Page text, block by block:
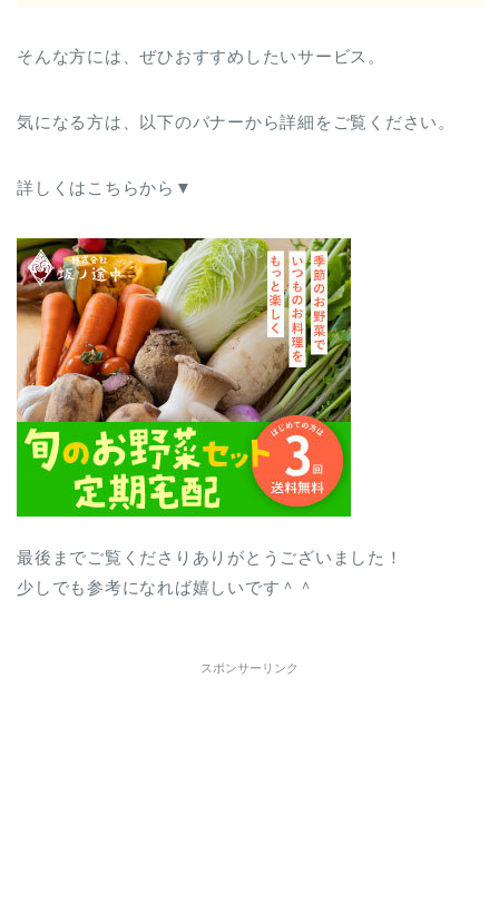
そんな方には、ぜひおすすめしたいサービス。
気になる方は、以下のバナーから詳細をご覧ください。
詳しくはこちらから▼
最後までご覧くださりありがとうございました！
少しでも参考になれば嬉しいです＾＾
スポンサーリンク